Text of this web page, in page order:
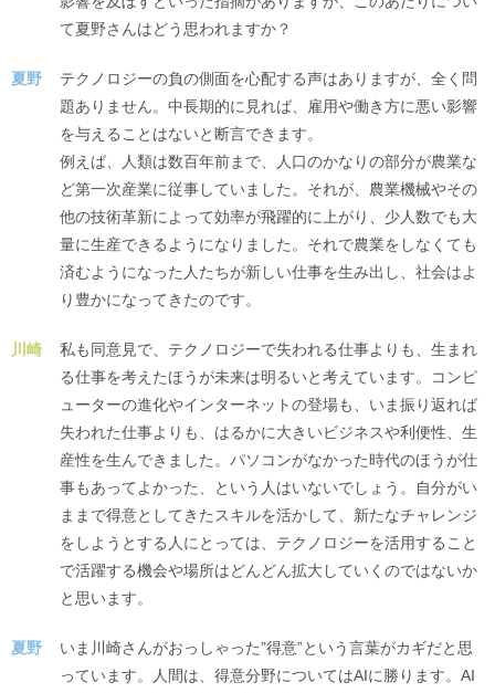
て夏野さんはどう思われますか？
夏野
テクノロジーの負の側面を心配する声はありますが、全く問
題ありません。中長期的に見れば、雇用や働き方に悪い影響
を与えることはないと断言できます。
例えば、人類は数百年前まで、人口のかなりの部分が農業な
ど第一次産業に従事していました。それが、農業機械やその
他の技術革新によって効率が飛躍的に上がり、少人数でも大
量に生産できるようになりました。それで農業をしなくても
済むようになった人たちが新しい仕事を生み出し、社会はよ
り豊かになってきたのです。
川崎
私も同意見で、テクノロジーで失われる仕事よりも、生まれ
る仕事を考えたほうが未来は明るいと考えています。コンピ
ューターの進化やインターネットの登場も、いま振り返れば
失われた仕事よりも、はるかに大きいビジネスや利便性、生
産性を生んできました。パソコンがなかった時代のほうが仕
事もあってよかった、という人はいないでしょう。自分がい
ままで得意としてきたスキルを活かして、新たなチャレンジ
をしようとする人にとっては、テクノロジーを活用すること
で活躍する機会や場所はどんどん拡大していくのではないか
と思います。
夏野
いま川崎さんがおっしゃった”得意”という言葉がカギだと思
っています。人間は、得意分野についてはAIに勝ります。AI